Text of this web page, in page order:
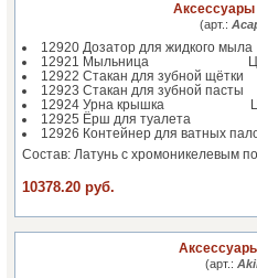
(арт.:
12920 Дозатор для жидкого
12921 Мыльница
12922 Стакан для зубной
12923 Стакан для зубной
12924 Урна крышка
12925 Ёрш для туалета
12926 Контейнер для ватных
Состав: Латунь с хромоникелевым
10378.20 руб.
(арт.: